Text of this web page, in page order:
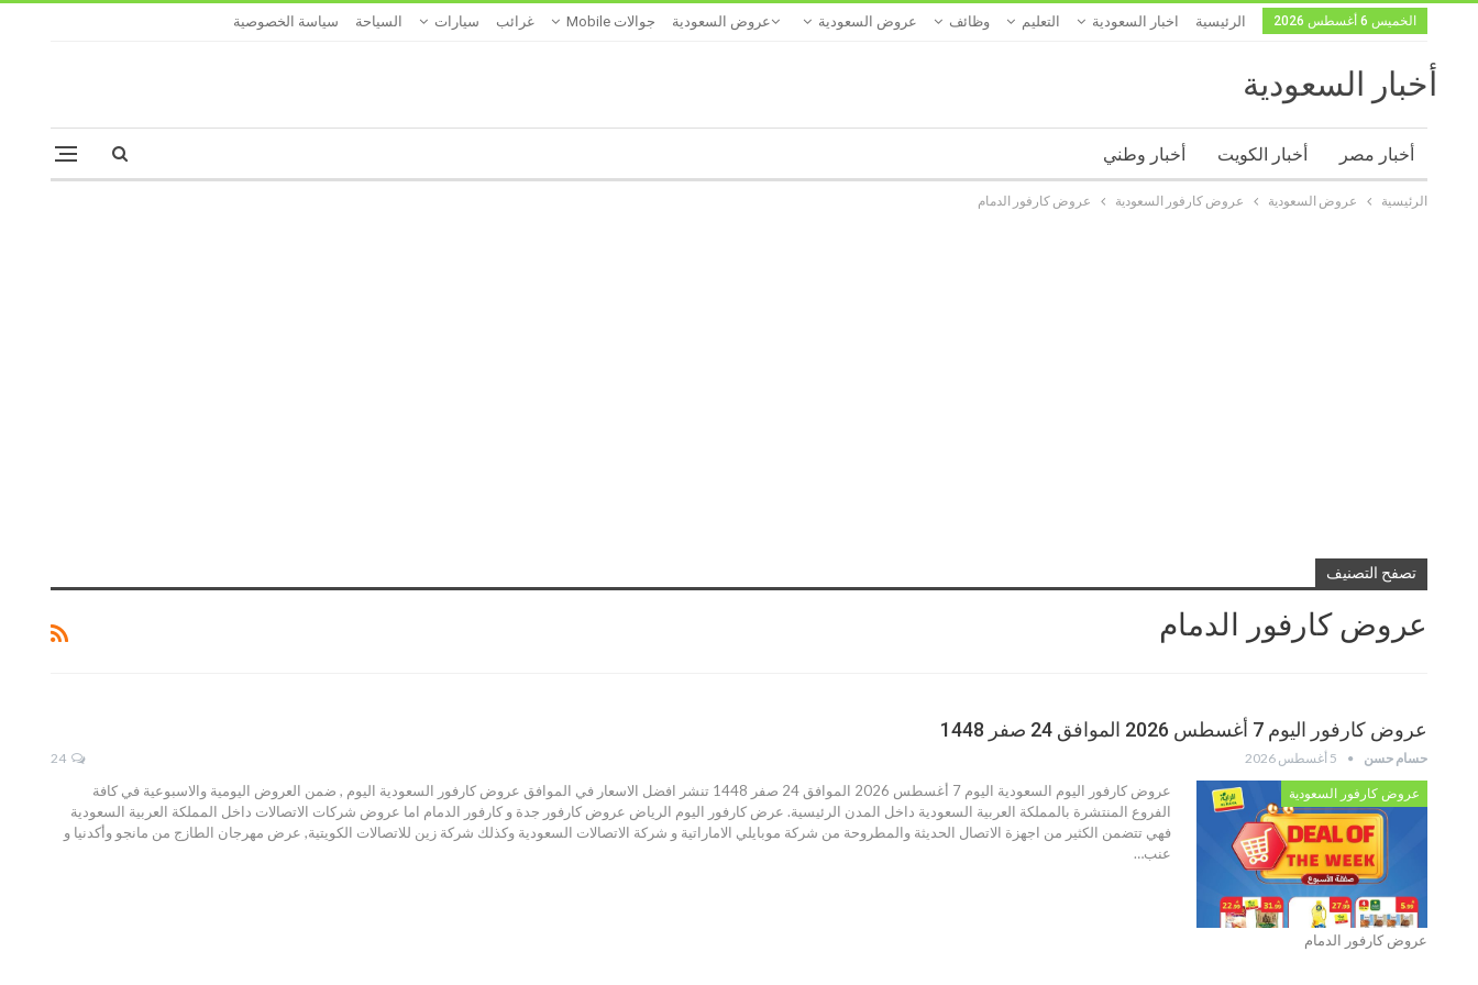
الخميس 6 أغسطس 2026 الرئيسية اخبار السعودية التعليم وظائف عروض السعودية عروض السعودية جوالات Mobile غرائب سيارات السياحة سياسة الخصوصية
أخبار السعودية
أخبار مصر أخبار الكويت أخبار وطني
الرئيسية عروض السعودية عروض كارفور السعودية عروض كارفور الدمام
تصفح التصنيف
عروض كارفور الدمام
عروض كارفور اليوم 7 أغسطس 2026 الموافق 24 صفر 1448
حسام حسن 5 أغسطس 2026
عروض كارفور السعودية
عروض كارفور اليوم السعودية اليوم 7 أغسطس 2026 الموافق 24 صفر 1448 تنشر افضل الاسعار في الموافق عروض كارفور السعودية اليوم , ضمن العروض اليومية والاسبوعية في كافة
الفروع المنتشرة بالمملكة العربية السعودية داخل المدن الرئيسية. عرض كارفور اليوم الرياض عروض كارفور جدة و كارفور الدمام اما عروض شركات الاتصالات داخل المملكة العربية السعودية
فهي تتضمن الكثير من اجهزة الاتصال الحديثة والمطروحة من شركة موبايلي الاماراتية و شركة الاتصالات السعودية وكذلك شركة زين للاتصالات الكويتية, عرض مهرجان الطازج من مانجو وأكدنيا و
عنب…
عروض كارفور الدمام